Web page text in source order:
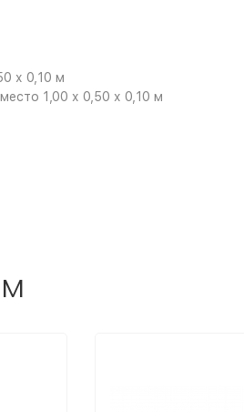
х 0,10 м
1,00 х 0,50 х 0,10 м